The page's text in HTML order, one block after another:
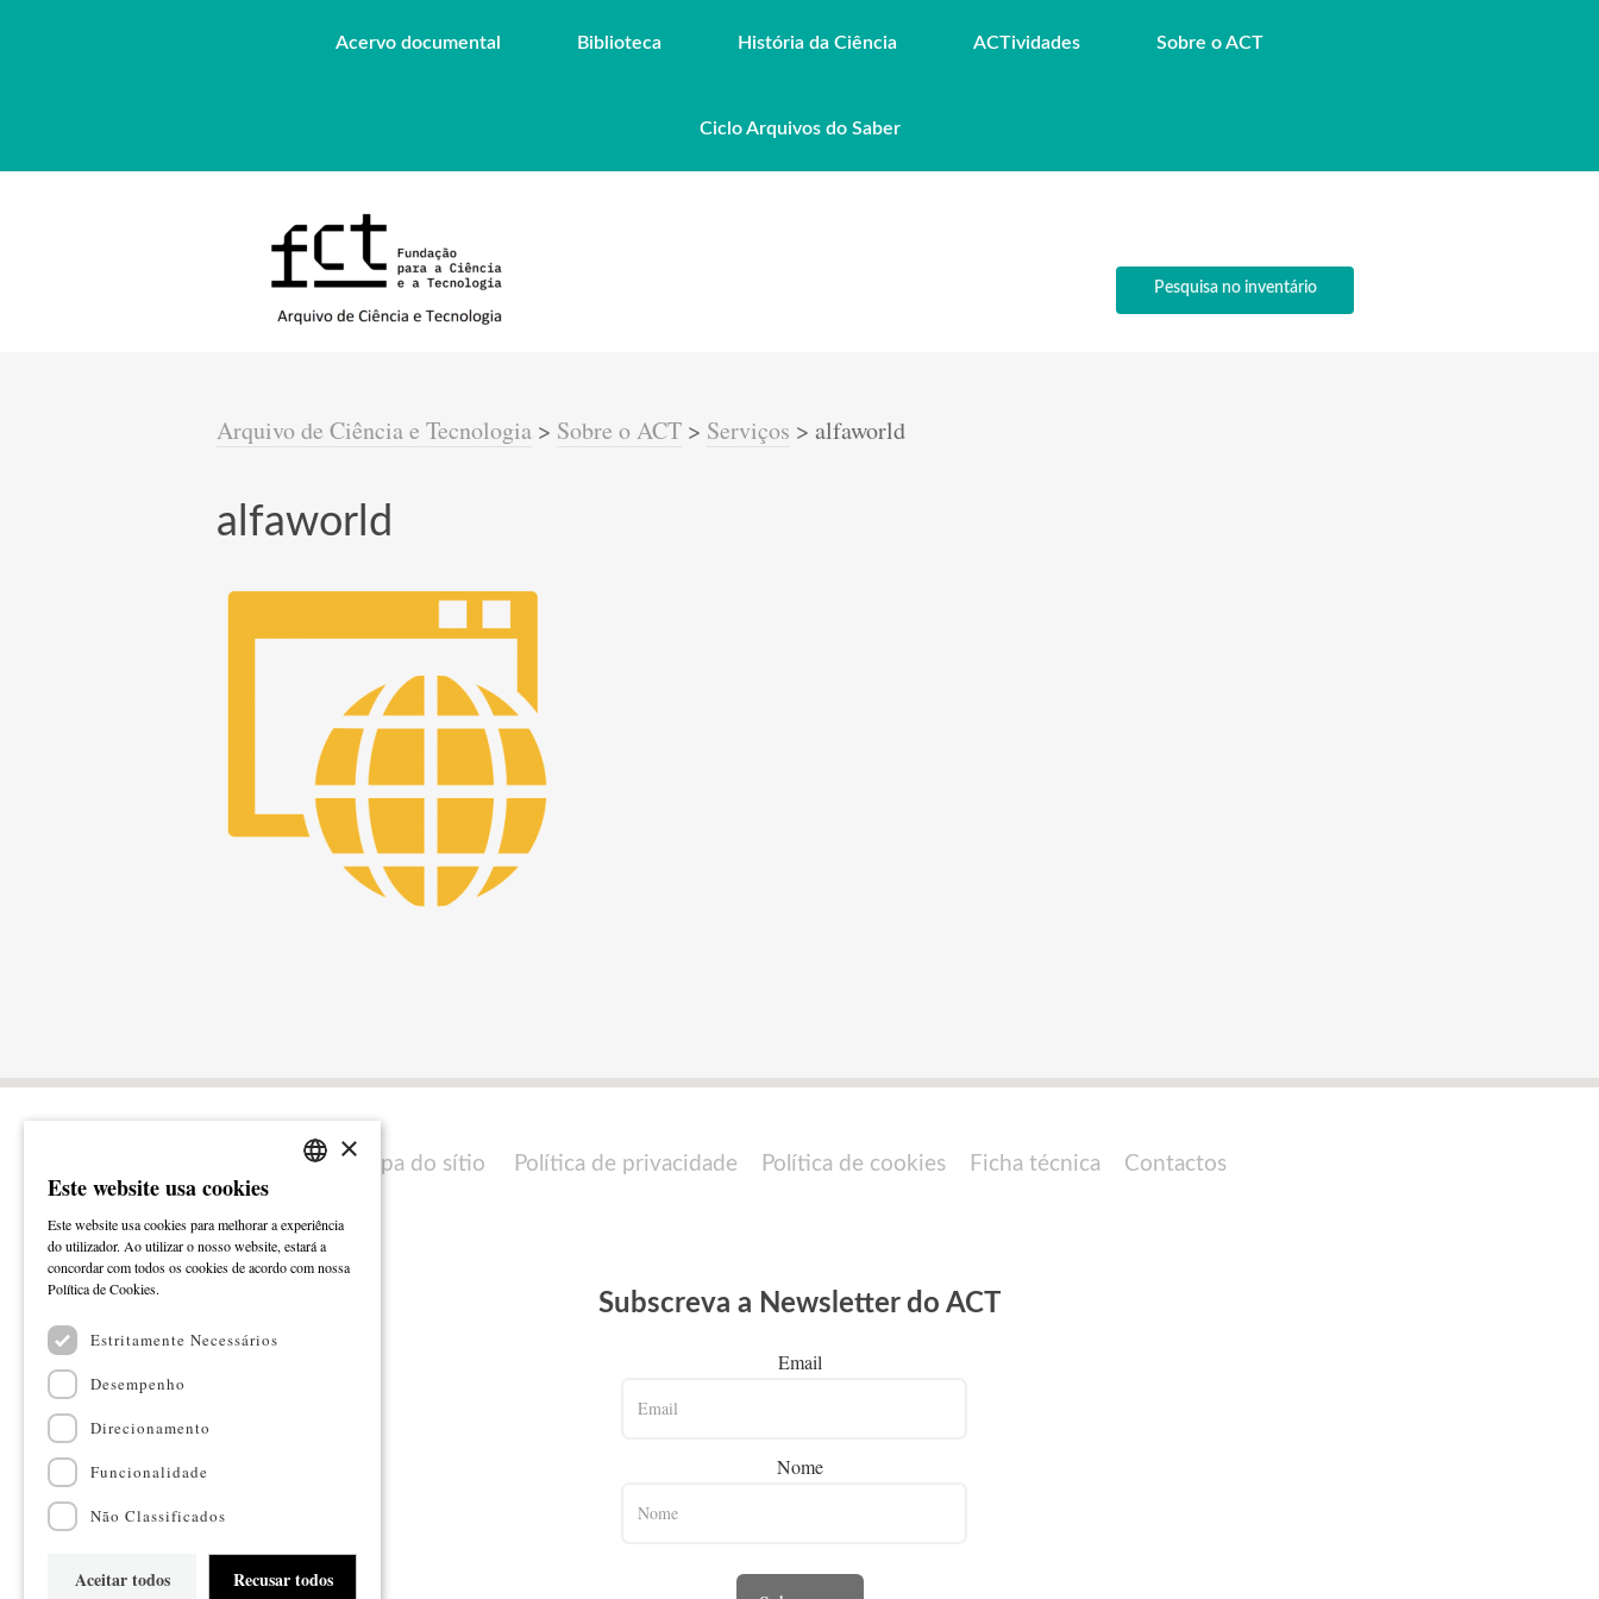
Acervo documental Biblioteca História da Ciência ACTividades Sobre o ACT
Ciclo Arquivos do Saber
Pesquisa no inventário
Arquivo de Ciência e Tecnologia > Sobre o ACT > Serviços > alfaworld
alfaworld
Mapa do sítio Política de privacidade Política de cookies Ficha técnica Contactos
Subscreva a Newsletter do ACT
Email
Nome
ENGLISH
×
Este website usa cookies
Este website usa cookies para melhorar a experiência
do utilizador. Ao utilizar o nosso website, estará a
concordar com todos os cookies de acordo com nossa
Política de Cookies.
Estritamente Necessários
Desempenho
Direcionamento
Funcionalidade
Não Classificados
Aceitar todos Recusar todos